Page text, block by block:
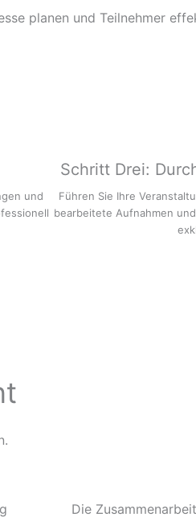
planen und Teilnehmer
und
Schritt Drei:
Führen Sie Ihre
bearbeitete Aufnahmen
Die